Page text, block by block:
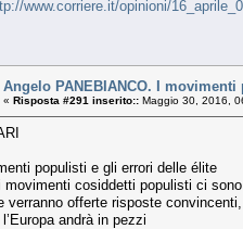
www.corriere.it/opinioni/
Angelo PANEBIANCO. I
« Risposta #291 inserito:: Maggio 30, 2016,
populisti e gli errori delle élite
movimenti cosiddetti populisti ci
verranno offerte risposte
andrà in pezzi